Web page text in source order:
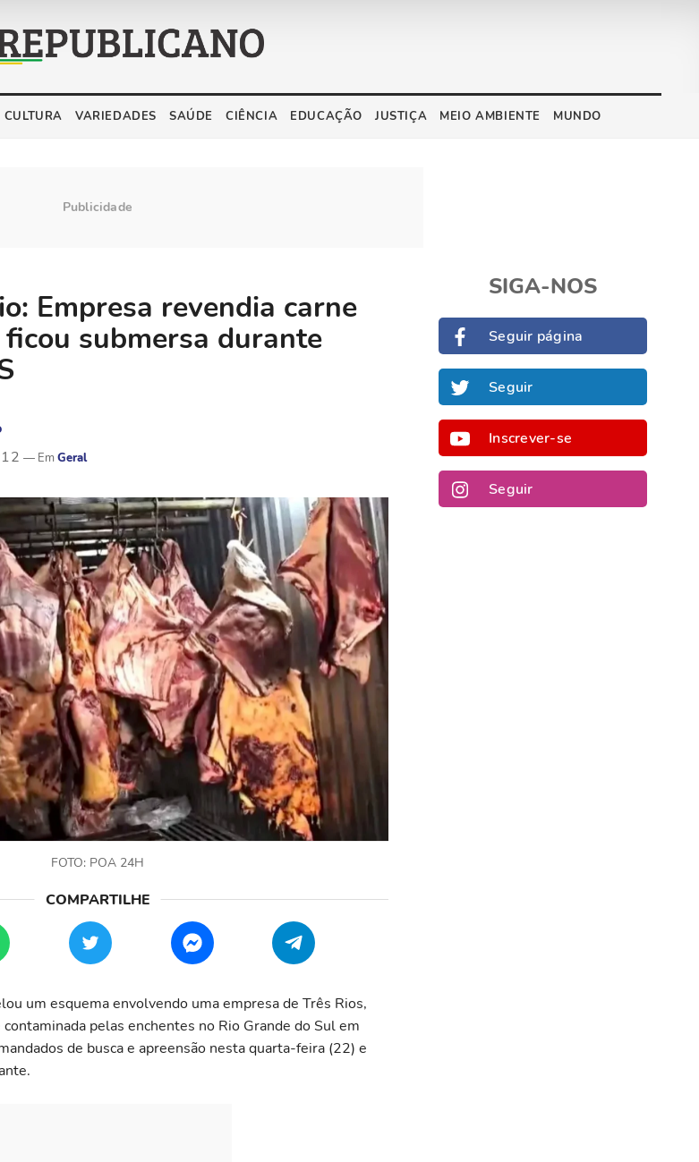
CULTURA VARIEDADES SAÚDE CIÊNCIA EDUCAÇÃO JUSTIÇA MEIO AMBIENTE MUNDO
Empresa revendia carne
submersa durante
Geral
FOTO: POA 24H
um esquema envolvendo uma empresa de Três Rios,
pelas enchentes no Rio Grande do Sul em
de busca e apreensão nesta quarta-feira (22) e
SIGA-NOS
Seguir página
Seguir
Inscrever-se
Seguir